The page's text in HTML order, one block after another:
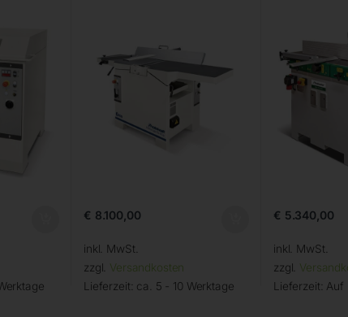
€ 8.100,00
inkl. MwSt.
zzgl. Versandkosten
Lieferzeit: ca. 5 - 10 Werktage
€ 5.340,00
inkl. MwSt.
zzgl.
Lieferzeit: Auf